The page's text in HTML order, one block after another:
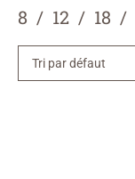
8 12 18